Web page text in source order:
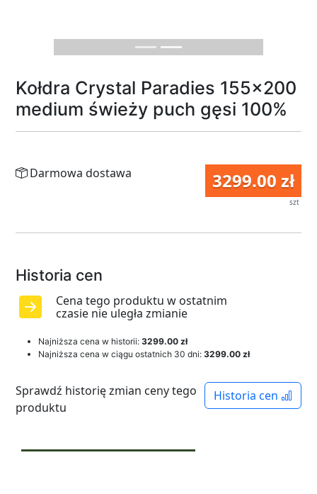
Kołdra Crystal Paradies 155x200
medium świeży puch gęsi 100%
3299.00 zł
szt
Darmowa dostawa
Historia cen
Cena tego produktu w ostatnim
czasie nie uległa zmianie
Najniższa cena w historii: 3299.00 zł
Najniższa cena w ciągu ostatnich 30 dni: 3299.00 zł
Historia cen
Sprawdź historię zmian ceny tego
produktu